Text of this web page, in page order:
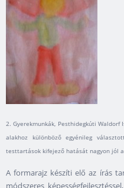
2. Gyerekmunkák, Pesthidegkúti
alakhoz különböző egyénileg
testtartások kifejező hatását nagyon jól
A formarajz készíti elő az írás
módszeres